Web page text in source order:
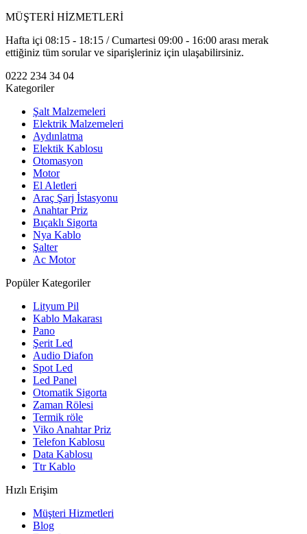
MÜŞTERİ HİZMETLERİ
Hafta içi 08:15 - 18:15 / Cumartesi 09:00 - 16:00 arası merak
ettiğiniz tüm sorular ve siparişleriniz için ulaşabilirsiniz.
0222 234 34 04
Kategoriler
Şalt Malzemeleri
Elektrik Malzemeleri
Aydınlatma
Elektik Kablosu
Otomasyon
Motor
El Aletleri
Araç Şarj İstasyonu
Anahtar Priz
Bıçaklı Sigorta
Nya Kablo
Şalter
Ac Motor
Popüler Kategoriler
Lityum Pil
Kablo Makarası
Pano
Şerit Led
Audio Diafon
Spot Led
Led Panel
Otomatik Sigorta
Zaman Rölesi
Termik röle
Viko Anahtar Priz
Telefon Kablosu
Data Kablosu
Ttr Kablo
Hızlı Erişim
Müşteri Hizmetleri
Blog